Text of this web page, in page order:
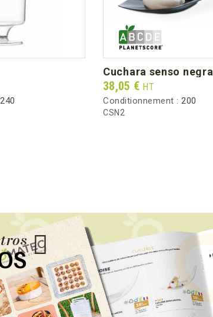
240
cuchara senso negra
Prix
38,05 € HT
Conditionnement : 200
CSN2